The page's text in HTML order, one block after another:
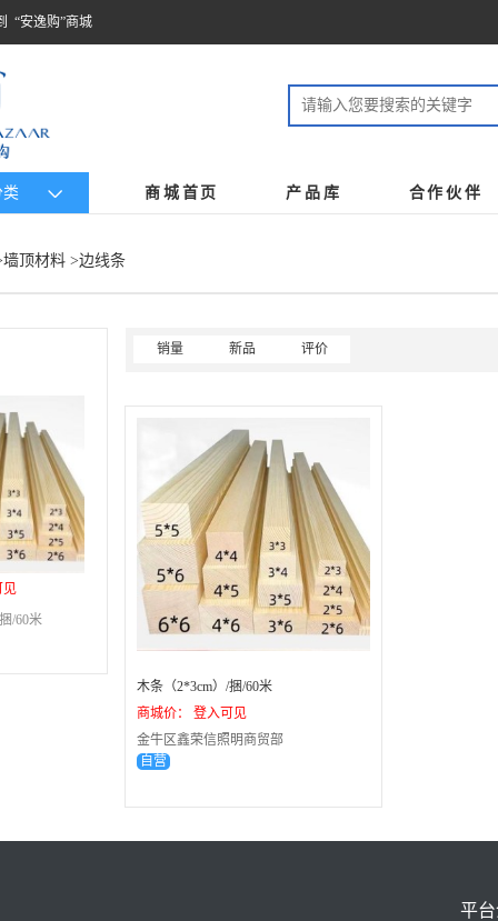
“安逸购”商城
商城首页 产品库 合作伙伴
墙顶材料 >边线条
见
/60米
销量 新品 评价
木条（2*3cm）/捆/60米
商城价： 登入可见
金牛区鑫荣信照明商贸部
自营
平